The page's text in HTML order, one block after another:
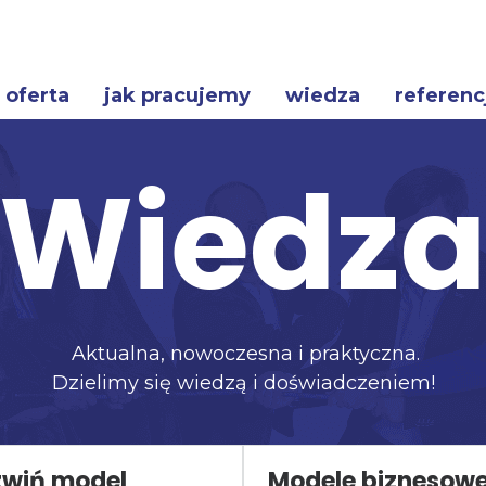
oferta jak pracujemy wiedza
Wiedza
Aktualna, nowoczesna i praktyczna.
Dzielimy się wiedzą i doświadczeniem!